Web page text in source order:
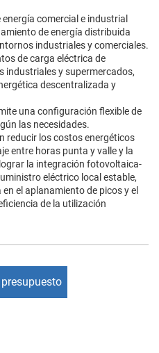
comercial e industrial
de energía distribuida
industriales y comerciales.
de carga eléctrica de
industriales y supermercados,
descentralizada y
una configuración flexible de
las necesidades.
reducir los costos energéticos
entre horas punta y valle y la
la integración fotovoltaica-
eléctrico local estable,
el aplanamiento de picos y el
de la utilización